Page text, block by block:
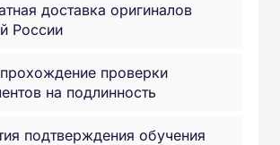
доставка оригиналов
России
проверки
на подлинность
подтверждения обучения